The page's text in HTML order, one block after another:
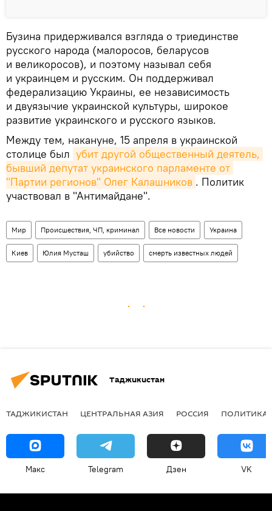
Бузина придерживался взгляда о триединстве
русского народа (малоросов, беларусов
и великоросов), и поэтому называл себя
и украинцем и русским. Он поддерживал
федерализацию Украины, ее независимость
и двуязычие украинской культуры, широкое
развитие украинского и русского языков.
Между тем, накануне, 15 апреля в украинской
столице был убит другой общественный деятель,
бывший депутат украинского парламенте от
"Партии регионов" Олег Калашников . Политик
участвовал в "Антимайдане".
Мир Происшествия, ЧП, криминал Все новости Украина
Киев Юлия Мусташ убийство смерть известных людей
Таджикистан
ТАДЖИКИСТАН ЦЕНТРАЛЬНАЯ АЗИЯ РОССИЯ ПОЛИТИКА
Макс Telegram Дзен VK